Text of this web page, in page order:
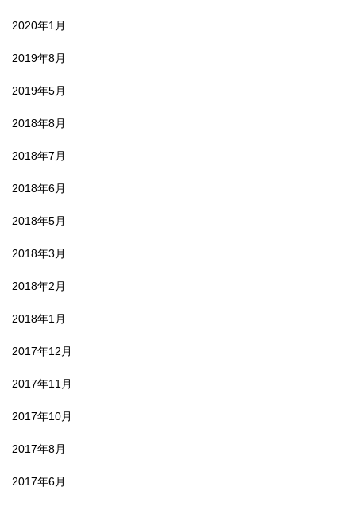
2020年1月
2019年8月
2019年5月
2018年8月
2018年7月
2018年6月
2018年5月
2018年3月
2018年2月
2018年1月
2017年12月
2017年11月
2017年10月
2017年8月
2017年6月